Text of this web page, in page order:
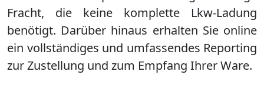
Fracht, die keine komplette Lkw-Ladung
benötigt. Darüber hinaus erhalten Sie online
ein vollständiges und umfassendes Reporting
zur Zustellung und zum Empfang Ihrer Ware.